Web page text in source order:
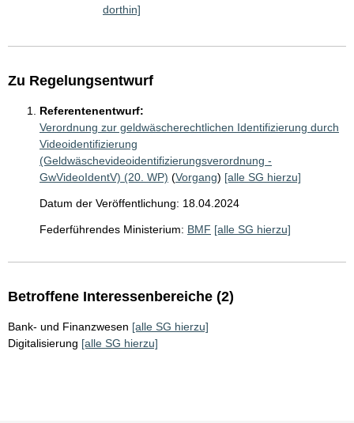
dorthin]
Zu Regelungsentwurf
Referentenentwurf:
Verordnung zur geldwäscherechtlichen Identifizierung durch
Videoidentifizierung
(Geldwäschevideoidentifizierungsverordnung -
GwVideoIdentV) (20. WP) (Vorgang) [alle SG hierzu]
Datum der Veröffentlichung: 18.04.2024
Federführendes Ministerium: BMF [alle SG hierzu]
Betroffene Interessenbereiche (2)
Bank- und Finanzwesen [alle SG hierzu]
Digitalisierung [alle SG hierzu]